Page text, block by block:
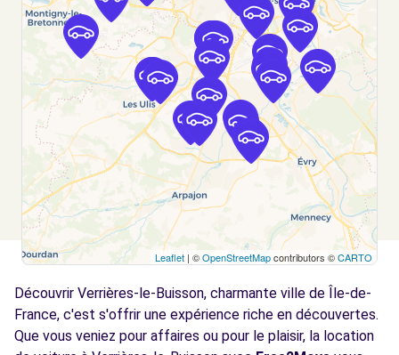
Voir l'agence
Free2Move Rent - FONTENAY AUTOMOBILES
- FONTENAY-AUX-ROSES (C)
5.4
km
98 RUE BOUCICAUT
FONTENAY-AUX-ROSES, 92260
Voir l'agence
Free2Move Rent - TRUJAS PARIS SUD -
BOURG-LA-REINE (C)
6.0
km
BOURG-LA-REINE, 92340
Voir l'agence
Leaflet | ©OpenStreetMapcontributors ©CARTO
Découvrir Verrières-le-Buisson, charmante ville de Île-de-
France, c'est s'offrir une expérience riche en découvertes.
Que vous veniez pour affaires ou pour le plaisir, la location